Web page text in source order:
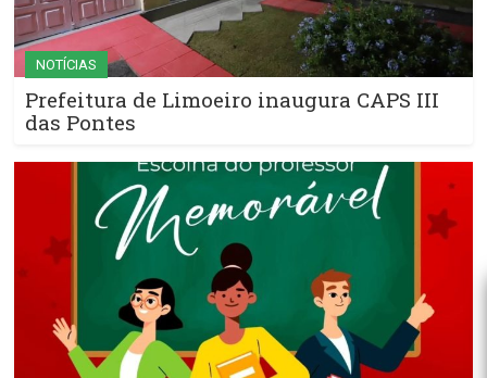
NOTÍCIAS
Prefeitura de Limoeiro inaugura CAPS III
das Pontes